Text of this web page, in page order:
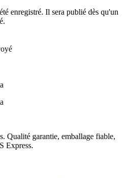
enregistré. Il sera publié dès qu'un
Qualité garantie, emballage fiable,
Express.